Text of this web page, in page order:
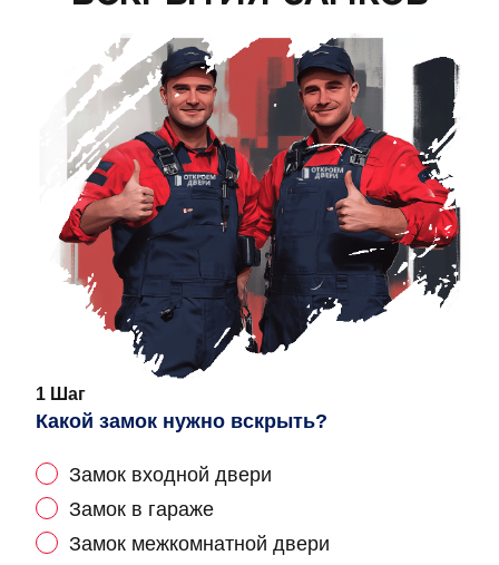
1 Шаг
Какой замок нужно вскрыть?
Замок входной двери
Замок в гараже
Замок межкомнатной двери